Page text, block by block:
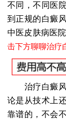
不同，不同医
到正规的白癜
中医皮肤病医
击下方聊聊治疗
治疗白癜风
论是从技术上
靠谱的，不会